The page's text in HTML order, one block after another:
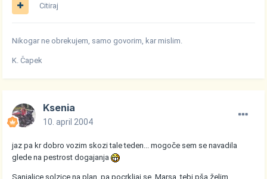
Citiraj
Nikogar ne obrekujem, samo govorim, kar mislim.
K. Čapek
Ksenia
10. april 2004
jaz pa kr dobro vozim skozi tale teden... mogoče sem se navadila
glede na pestrost dogajanja
Sanjalice solzice na plan, pa pocrkljaj se, Marsa, tebi pša želim